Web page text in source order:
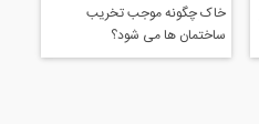
خاک چگونه موجب تخریب
ساختمان ها می شود؟